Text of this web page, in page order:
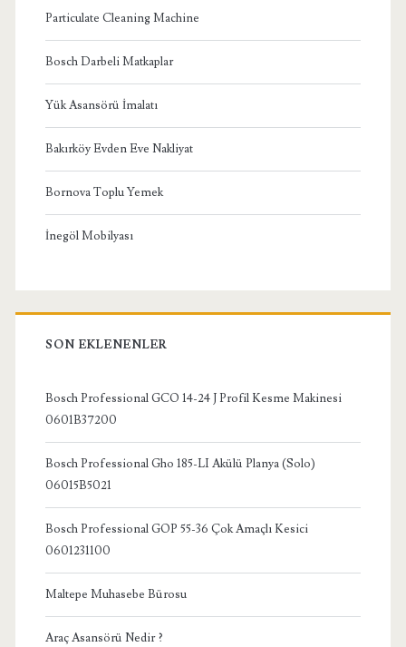
Particulate Cleaning Machine
Bosch Darbeli Matkaplar
Yük Asansörü İmalatı
Bakırköy Evden Eve Nakliyat
Bornova Toplu Yemek
İnegöl Mobilyası
SON EKLENENLER
Bosch Professional GCO 14-24 J Profil Kesme Makinesi
0601B37200
Bosch Professional Gho 185-LI Akülü Planya (Solo)
06015B5021
Bosch Professional GOP 55-36 Çok Amaçlı Kesici
0601231100
Maltepe Muhasebe Bürosu
Araç Asansörü Nedir ?